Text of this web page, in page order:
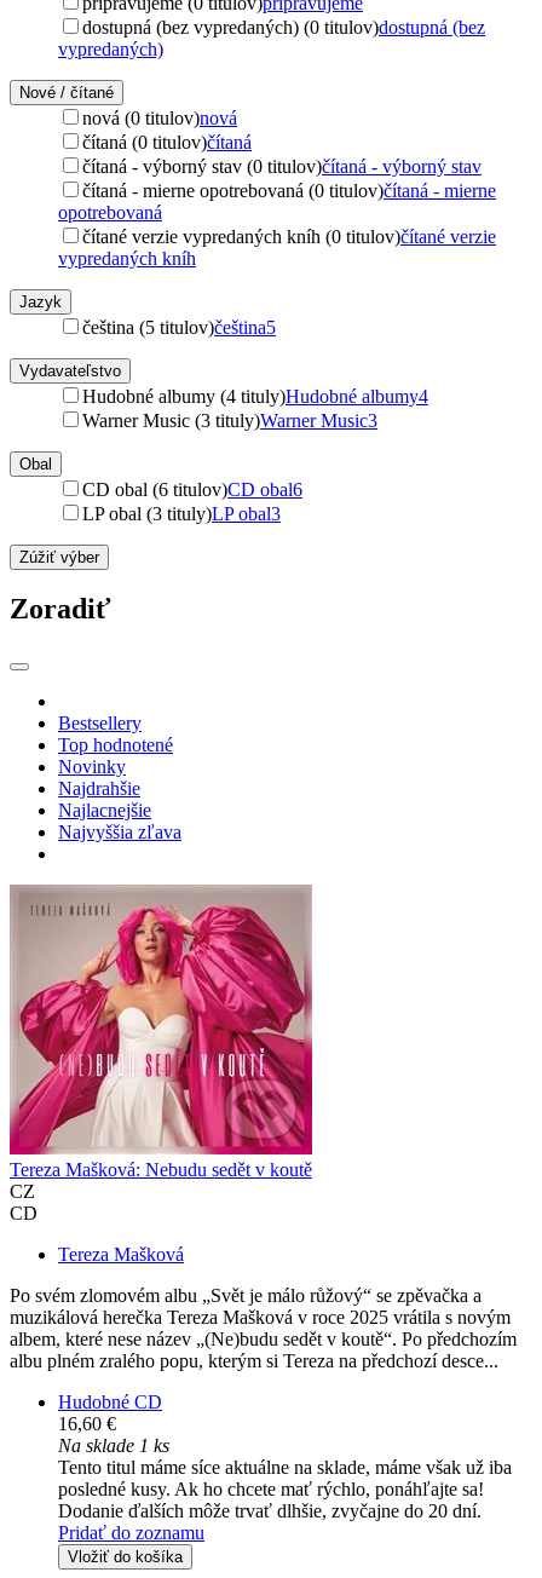
dostupná (bez vypredaných) (0 titulov)dostupná (bez
vypredaných)
Nové / čítané
nová (0 titulov)nová
čítaná (0 titulov)čítaná
čítaná - výborný stav (0 titulov)čítaná - výborný stav
čítaná - mierne opotrebovaná (0 titulov)čítaná - mierne
opotrebovaná
čítané verzie vypredaných kníh (0 titulov)čítané verzie
vypredaných kníh
Jazyk
čeština (5 titulov)čeština5
Vydavateľstvo
Hudobné albumy (4 tituly)Hudobné albumy4
Warner Music (3 tituly)Warner Music3
Obal
CD obal (6 titulov)CD obal6
LP obal (3 tituly)LP obal3
Zúžiť výber
Zoradiť
Bestsellery
Top hodnotené
Novinky
Najdrahšie
Najlacnejšie
Najvyššia zľava
Tereza Mašková: Nebudu sedět v koutě
CZ
CD
Tereza Mašková
Po svém zlomovém albu „Svět je málo růžový“ se zpěvačka a
muzikálová herečka Tereza Mašková v roce 2025 vrátila s novým
albem, které nese název „(Ne)budu sedět v koutě“. Po předchozím
albu plném zralého popu, kterým si Tereza na předchozí desce...
Hudobné CD
16,60 €
Na sklade 1 ks
Tento titul máme síce aktuálne na sklade, máme však už iba
posledné kusy. Ak ho chcete mať rýchlo, ponáhľajte sa!
Dodanie ďalších môže trvať dlhšie, zvyčajne do 20 dní.
Pridať do zoznamu
Vložiť do košíka